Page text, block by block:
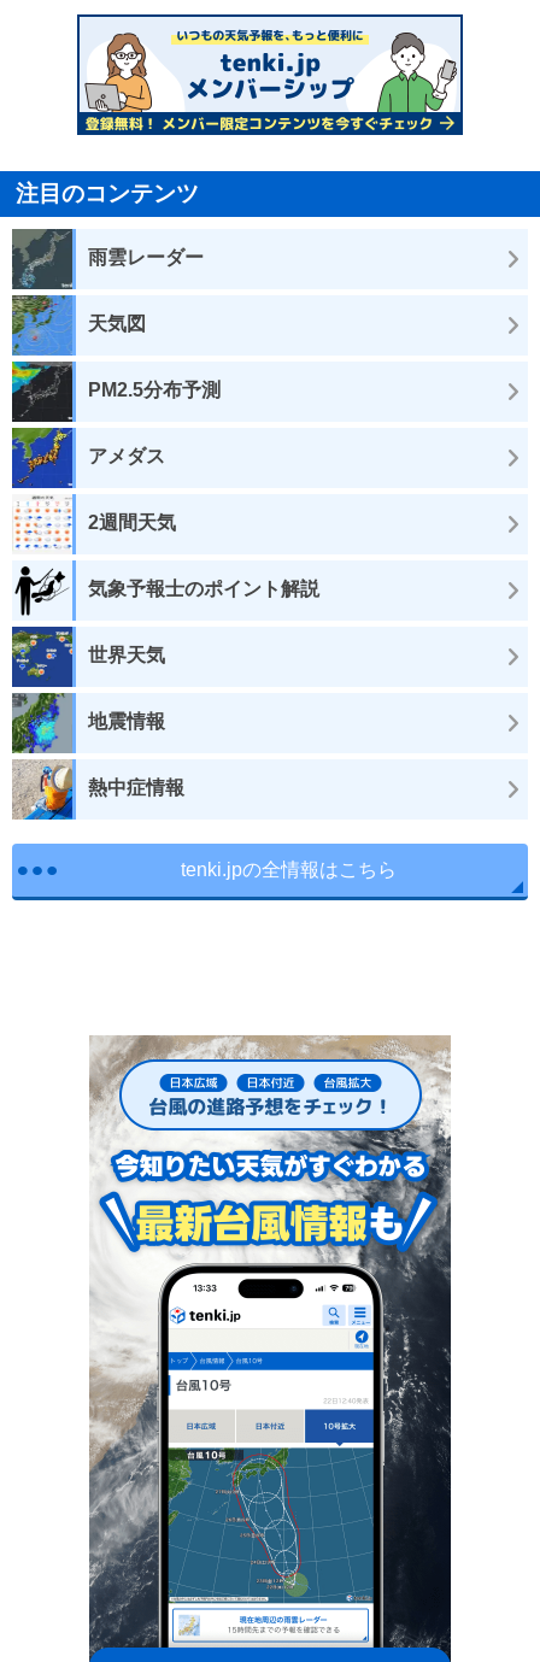
注目のコンテンツ
雨雲レーダー
天気図
PM2.5分布予測
アメダス
2週間天気
気象予報士のポイント解説
世界天気
地震情報
熱中症情報
tenki.jpの全情報はこちら